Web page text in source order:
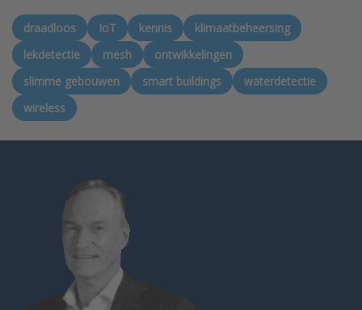
draadloos IoT kennis
klimaatbeheersing
lekdetectie
mesh
ontwikkelingen
slimme gebouwen
smart buildings
waterdetectie
wireless